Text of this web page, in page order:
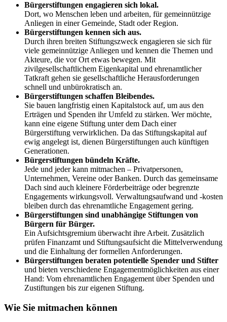
Bürgerstiftungen engagieren sich lokal.
Dort, wo Menschen leben und arbeiten, für gemeinnützige
Anliegen in einer Gemeinde, Stadt oder Region.
Bürgerstiftungen kennen sich aus.
Durch ihren breiten Stiftungszweck engagieren sie sich für
viele gemeinnützige Anliegen und kennen die Themen und
Akteure, die vor Ort etwas bewegen. Mit
zivilgesellschaftlichem Eigenkapital und ehrenamtlicher
Tatkraft gehen sie gesellschaftliche Herausforderungen
schnell und unbürokratisch an.
Bürgerstiftungen schaffen Bleibendes.
Sie bauen langfristig einen Kapitalstock auf, um aus den
Erträgen und Spenden ihr Umfeld zu stärken. Wer möchte,
kann eine eigene Stiftung unter dem Dach einer
Bürgerstiftung verwirklichen. Da das Stiftungskapital auf
ewig angelegt ist, dienen Bürgerstiftungen auch künftigen
Generationen.
Bürgerstiftungen bündeln Kräfte.
Jede und jeder kann mitmachen – Privatpersonen,
Unternehmen, Vereine oder Banken. Durch das gemeinsame
Dach sind auch kleinere Förderbeiträge oder begrenzte
Engagements wirkungsvoll. Verwaltungsaufwand und -kosten
bleiben durch das ehrenamtliche Engagement gering.
Bürgerstiftungen sind unabhängige Stiftungen von
Bürgern für Bürger.
Ein Aufsichtsgremium überwacht ihre Arbeit. Zusätzlich
prüfen Finanzamt und Stiftungsaufsicht die Mittelverwendung
und die Einhaltung der formellen Anforderungen.
Bürgerstiftungen beraten potentielle Spender und Stifter
und bieten verschiedene Engagementmöglichkeiten aus einer
Hand: Vom ehrenamtlichen Engagement über Spenden und
Zustiftungen bis zur eigenen Stiftung.
Wie Sie mitmachen können